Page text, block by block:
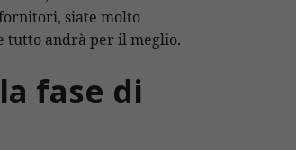
siate molto
tutto andrà per il meglio.
fase di